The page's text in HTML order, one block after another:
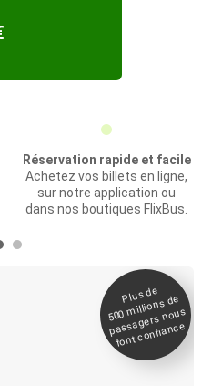
Réservation rapide et facile
Achetez vos billets en ligne,
sur notre application ou
dans nos boutiques FlixBus.
Plus de
500
millions de
passagers nous
font confiance